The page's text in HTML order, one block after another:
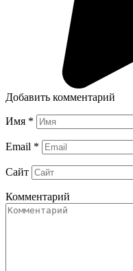
Добавить комментарий
Имя *
Email *
Сайт
Комментарий